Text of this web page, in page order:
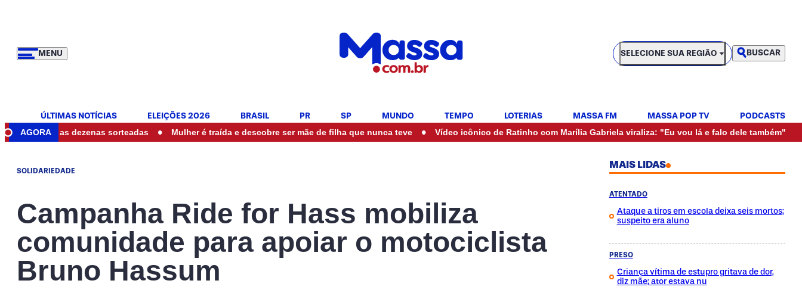
MENU
SELECIONE SUA REGIÃO
SELECIONE SUA REGIÃO BUSCAR
ÚLTIMAS NOTÍCIAS ELEIÇÕES 2026 BRASIL PR SP MUNDO TEMPO LOTERIAS MASSA FM MASSA POP TV PODCASTS
AGORA
as dezenas sorteadas • Mulher é traída e descobre ser mãe de filha que nunca teve • Vídeo icônico de Ratinho com Marília Gabriela viraliza: "Eu vou lá e falo dele também" • Mulher
SOLIDARIEDADE
Campanha Ride for Hass mobiliza
comunidade para apoiar o motociclista
Bruno Hassum
MAIS LIDAS
ATENTADO
Ataque a tiros em escola deixa seis mortos;
suspeito era aluno
PRESO
Criança vítima de estupro gritava de dor,
diz mãe; ator estava nu